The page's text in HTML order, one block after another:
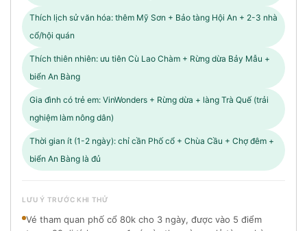
Thích lịch sử văn hóa: thêm Mỹ Sơn + Bảo tàng Hội An + 2-3 nhà
cổ/hội quán
Thích thiên nhiên: ưu tiên Cù Lao Chàm + Rừng dừa Bảy Mẫu +
biển An Bàng
Gia đình có trẻ em: VinWonders + Rừng dừa + làng Trà Quế (trải
nghiệm làm nông dân)
Thời gian ít (1-2 ngày): chỉ cần Phố cổ + Chùa Cầu + Chợ đêm +
biển An Bàng là đủ
LƯU Ý TRƯỚC KHI THỬ
Vé tham quan phố cổ 80k cho 3 ngày, được vào 5 điểm